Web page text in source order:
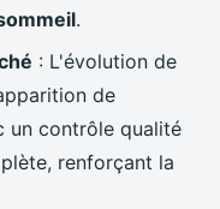
.
: L'évolution de
de
un contrôle qualité
renforçant la